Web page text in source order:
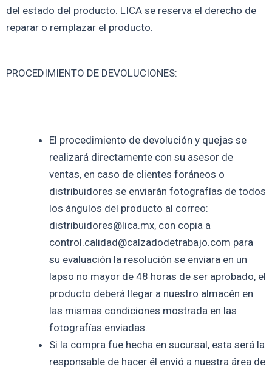
del estado del producto. LICA se reserva el derecho de
reparar o remplazar el producto.
PROCEDIMIENTO DE DEVOLUCIONES:
El procedimiento de devolución y quejas se
realizará directamente con su asesor de
ventas, en caso de clientes foráneos o
distribuidores se enviarán fotografías de todos
los ángulos del producto al correo:
distribuidores@lica.mx, con copia a
control.calidad@calzadodetrabajo.com para
su evaluación la resolución se enviara en un
lapso no mayor de 48 horas de ser aprobado, el
producto deberá llegar a nuestro almacén en
las mismas condiciones mostrada en las
fotografías enviadas.
Si la compra fue hecha en sucursal, esta será la
responsable de hacer él envió a nuestra área de